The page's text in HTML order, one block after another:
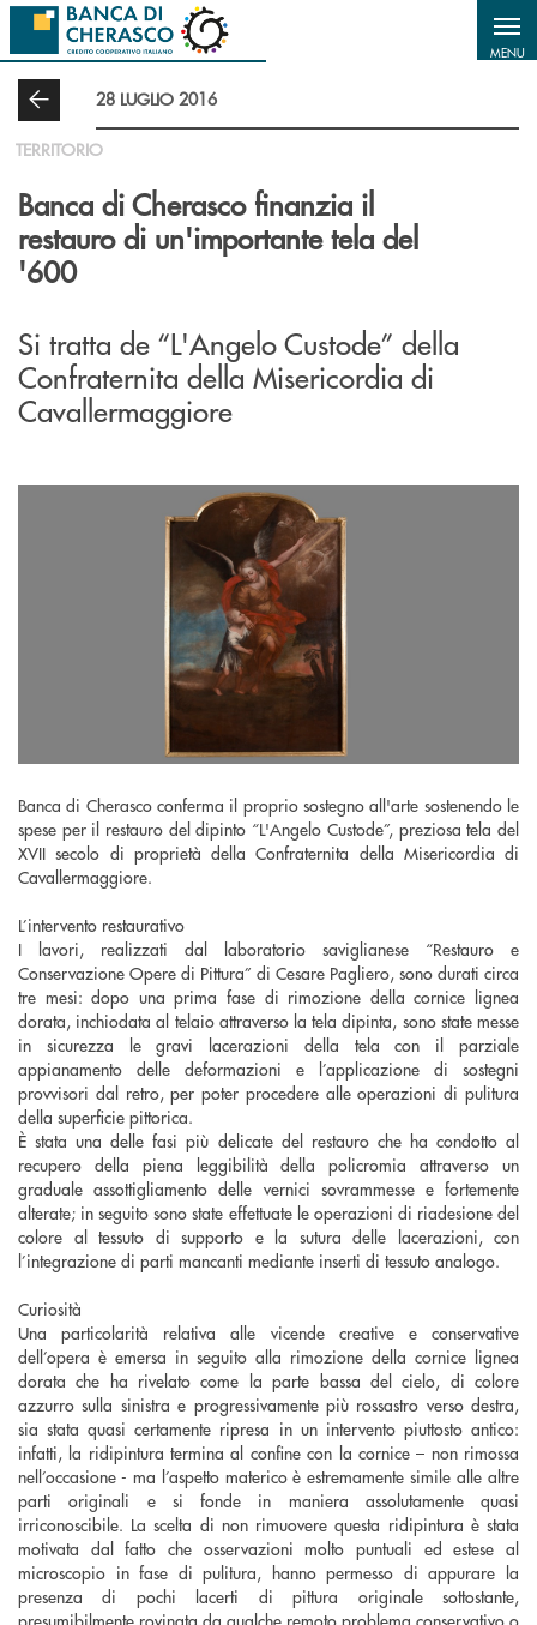
Salta al contenuto principale
MENU
28 LUGLIO 2016
TERRITORIO
Banca di Cherasco finanzia il
restauro di un'importante tela del
'600
Si tratta de “L'Angelo Custode” della
Confraternita della Misericordia di
Cavallermaggiore
Banca di Cherasco conferma il proprio sostegno all'arte sostenendo le
spese per il restauro del dipinto “L'Angelo Custode”, preziosa tela del
XVII secolo di proprietà della Confraternita della Misericordia di
Cavallermaggiore.
L’intervento restaurativo
I lavori, realizzati dal laboratorio saviglianese “Restauro e
Conservazione Opere di Pittura” di Cesare Pagliero, sono durati circa
tre mesi: dopo una prima fase di rimozione della cornice lignea
dorata, inchiodata al telaio attraverso la tela dipinta, sono state messe
in sicurezza le gravi lacerazioni della tela con il parziale
appianamento delle deformazioni e l’applicazione di sostegni
provvisori dal retro, per poter procedere alle operazioni di pulitura
della superficie pittorica.
È stata una delle fasi più delicate del restauro che ha condotto al
recupero della piena leggibilità della policromia attraverso un
graduale assottigliamento delle vernici sovrammesse e fortemente
alterate; in seguito sono state effettuate le operazioni di riadesione del
colore al tessuto di supporto e la sutura delle lacerazioni, con
l’integrazione di parti mancanti mediante inserti di tessuto analogo.
Curiosità
Una particolarità relativa alle vicende creative e conservative
dell’opera è emersa in seguito alla rimozione della cornice lignea
dorata che ha rivelato come la parte bassa del cielo, di colore
azzurro sulla sinistra e progressivamente più rossastro verso destra,
sia stata quasi certamente ripresa in un intervento piuttosto antico:
infatti, la ridipintura termina al confine con la cornice – non rimossa
nell’occasione - ma l’aspetto materico è estremamente simile alle altre
parti originali e si fonde in maniera assolutamente quasi
irriconoscibile. La scelta di non rimuovere questa ridipintura è stata
motivata dal fatto che osservazioni molto puntuali ed estese al
microscopio in fase di pulitura, hanno permesso di appurare la
presenza di pochi lacerti di pittura originale sottostante,
presumibilmente rovinata da qualche remoto problema conservativo o